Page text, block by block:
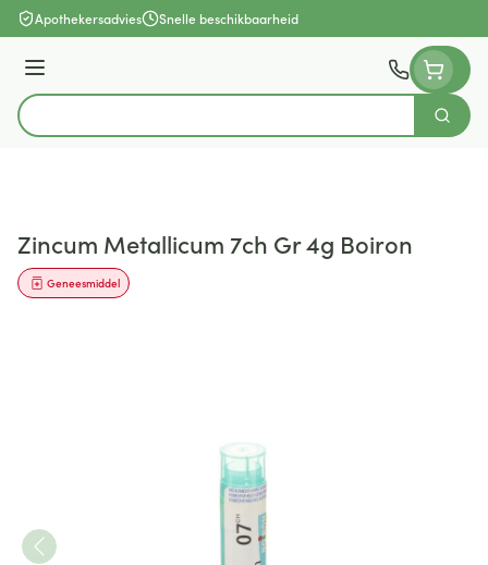
Ga naar de inhoud
Apothekersadvies Snelle beschikbaarheid
Menu
Product, merk, categorie...
Zoek
Zincum Metallicum 7ch Gr 4g Boiron
Geneesmiddel